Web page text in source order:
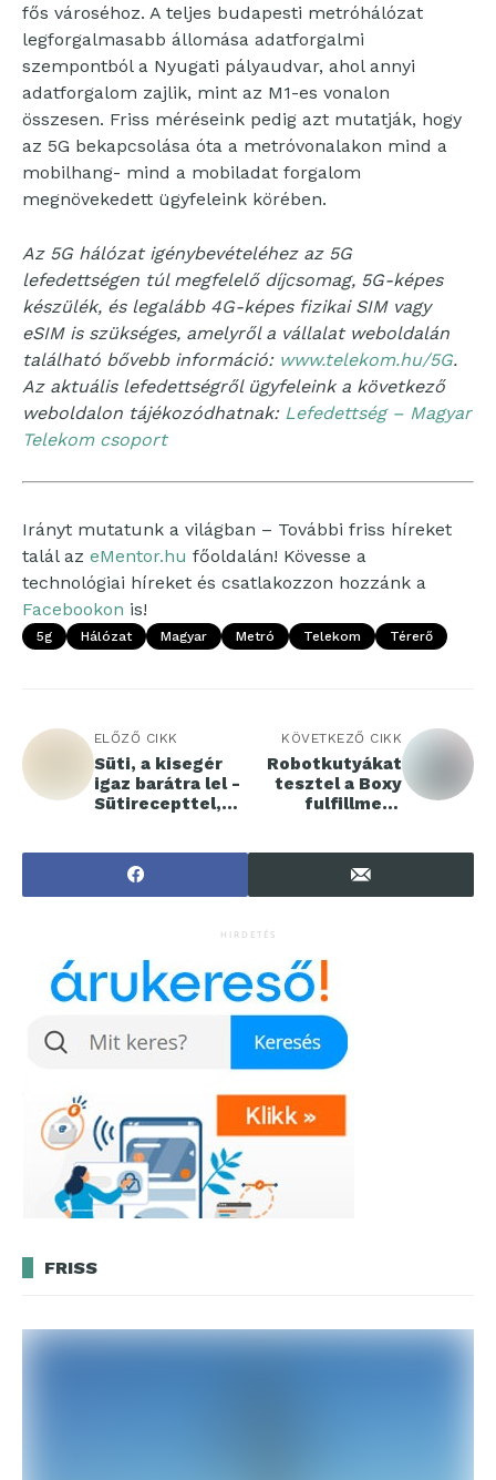
fős városéhoz. A teljes budapesti metróhálózat
legforgalmasabb állomása adatforgalmi
szempontból a Nyugati pályaudvar, ahol annyi
adatforgalom zajlik, mint az M1-es vonalon
összesen. Friss méréseink pedig azt mutatják, hogy
az 5G bekapcsolása óta a metróvonalakon mind a
mobilhang- mind a mobiladat forgalom
megnövekedett ügyfeleink körében.
Az 5G hálózat igénybevételéhez az 5G
lefedettségen túl megfelelő díjcsomag, 5G-képes
készülék, és legalább 4G-képes fizikai SIM vagy
eSIM is szükséges, amelyről a vállalat weboldalán
található bővebb információ: www.telekom.hu/5G.
Az aktuális lefedettségről ügyfeleink a következő
weboldalon tájékozódhatnak: Lefedettség – Magyar
Telekom csoport
Irányt mutatunk a világban – További friss híreket
talál az eMentor.hu főoldalán! Kövesse a
technológiai híreket és csatlakozzon hozzánk a
Facebookon is!
5g Hálózat Magyar Metró Telekom Térerő
ELŐZŐ CIKK
Süti, a kisegér
igaz barátra lel -
Sütirecepttel,
KÖVETKEZŐ CIKK
Robotkutyákat
tesztel a Boxy
fulfillment
HIRDETÉS
FRISS